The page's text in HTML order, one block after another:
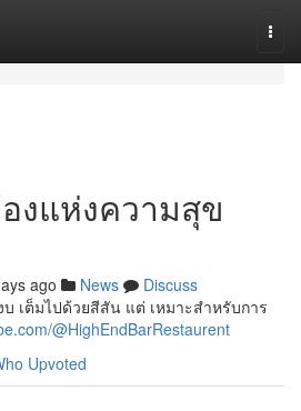
งแห่งความสุข
ago News
Discuss
บ เต็มไปด้วยสีสัน แต่ เหมาะสำหรับการ
@HighEndBarRestaurent
Upvoted